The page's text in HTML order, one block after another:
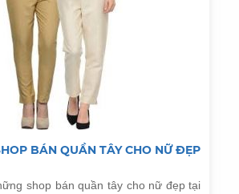
BÁN QUẦN TÂY CHO NỮ ĐẸP
shop bán quần tây cho nữ đẹp tại